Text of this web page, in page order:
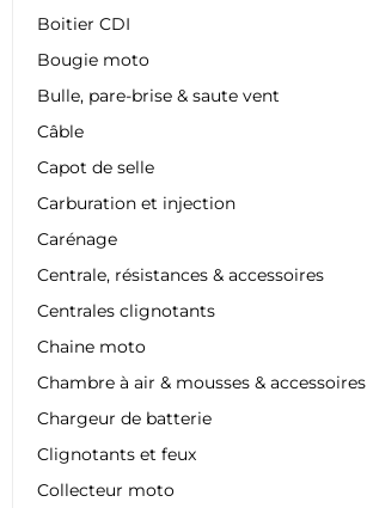
Boitier CDI
Bougie moto
Bulle, pare-brise & saute vent
Câble
Capot de selle
Carburation et injection
Carénage
Centrale, résistances & accessoires
Centrales clignotants
Chaine moto
Chambre à air & mousses & accessoires
Chargeur de batterie
Clignotants et feux
Collecteur moto